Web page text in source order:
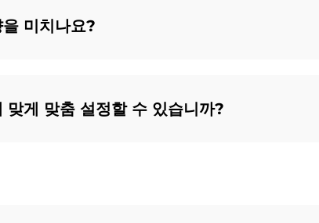
미치나요?
게 맞춤 설정할 수 있습니까?